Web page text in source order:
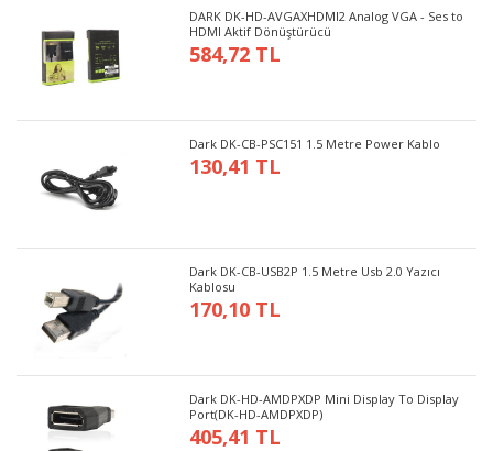
DARK DK-HD-AVGAXHDMI2 Analog VGA - Ses to
HDMI Aktif Dönüştürücü
584,72 TL
Dark DK-CB-PSC151 1.5 Metre Power Kablo
130,41 TL
Dark DK-CB-USB2P 1.5 Metre Usb 2.0 Yazıcı
Kablosu
170,10 TL
Dark DK-HD-AMDPXDP Mini Display To Display
Port(DK-HD-AMDPXDP)
405,41 TL